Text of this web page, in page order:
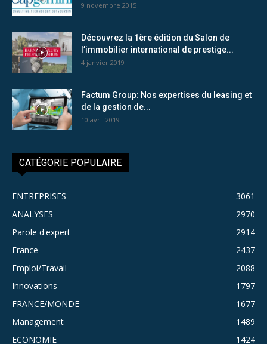
9 novembre 2015
Découvrez la 1ère édition du Salon de
l’immobilier international de prestige...
4 janvier 2019
Factum Group: Nos expertises du leasing et
de la gestion de...
10 avril 2019
CATÉGORIE POPULAIRE
ENTREPRISES
3061
ANALYSES
2970
Parole d'expert
2914
France
2437
Emploi/Travail
2088
Innovations
1797
FRANCE/MONDE
1677
Management
1489
ECONOMIE
1424